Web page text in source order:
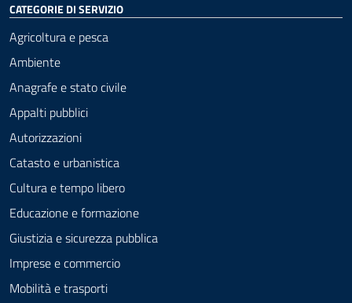
CATEGORIE DI SERVIZIO
Agricoltura e pesca
Ambiente
Anagrafe e stato civile
Appalti pubblici
Autorizzazioni
Catasto e urbanistica
Cultura e tempo libero
Educazione e formazione
Giustizia e sicurezza pubblica
Imprese e commercio
Mobilità e trasporti